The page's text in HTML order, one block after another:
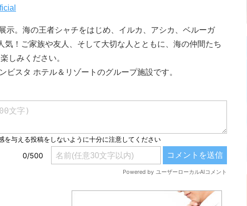
示。海の王者シャチをはじめ、イルカ、アシカ、ベルーガ
気！ご家族や友人、そして大切な人とともに、海の仲間たち
しみください。
ビスタ ホテル＆リゾートのグループ施設です。